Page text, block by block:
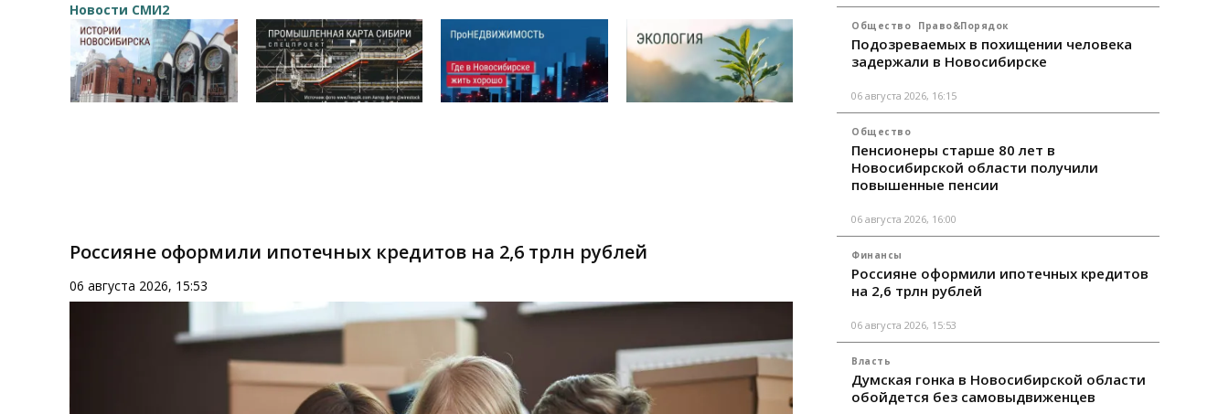
Новости СМИ2
Россияне оформили ипотечных кредитов на 2,6 трлн рублей
06 августа 2026, 15:53
Общество Право&Порядок
Подозреваемых в похищении человека
задержали в Новосибирске
06 августа 2026, 16:15
Общество
Пенсионеры старше 80 лет в
Новосибирской области получили
повышенные пенсии
06 августа 2026, 16:00
Финансы
Россияне оформили ипотечных кредитов
на 2,6 трлн рублей
06 августа 2026, 15:53
Власть
Думская гонка в Новосибирской области
обойдется без самовыдвиженцев